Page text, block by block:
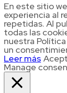
En este sitio
experiencia al
repetidas. Al
todas las
nuestra
un
Leer más
Manage